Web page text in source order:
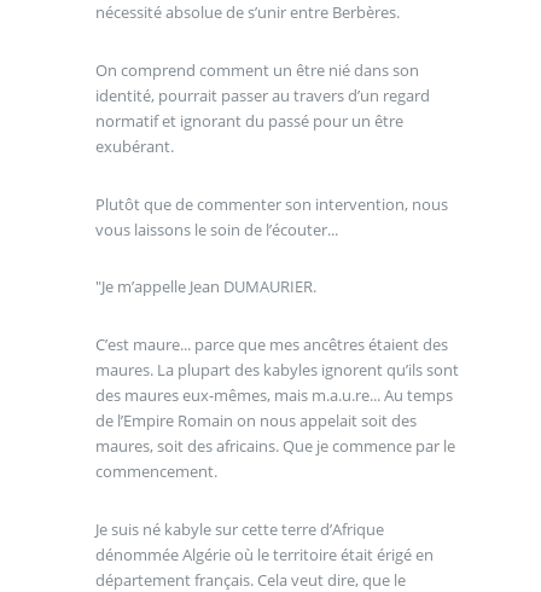
nécessité absolue de s’unir entre Berbères.
On comprend comment un être nié dans son
identité, pourrait passer au travers d’un regard
normatif et ignorant du passé pour un être
exubérant.
Plutôt que de commenter son intervention, nous
vous laissons le soin de l’écouter...
"Je m’appelle Jean DUMAURIER.
C’est maure... parce que mes ancêtres étaient des
maures. La plupart des kabyles ignorent qu’ils sont
des maures eux-mêmes, mais m.a.u.re... Au temps
de l’Empire Romain on nous appelait soit des
maures, soit des africains. Que je commence par le
commencement.
Je suis né kabyle sur cette terre d’Afrique
dénommée Algérie où le territoire était érigé en
département français. Cela veut dire, que le